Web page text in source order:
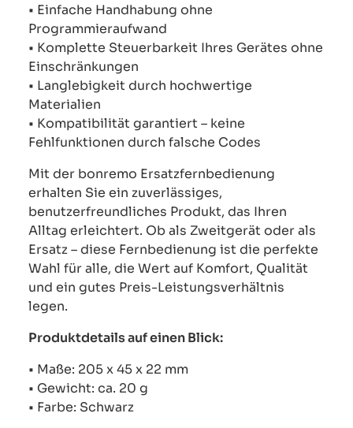
• Einfache Handhabung ohne
Programmieraufwand
• Komplette Steuerbarkeit Ihres Gerätes ohne
Einschränkungen
• Langlebigkeit durch hochwertige
Materialien
• Kompatibilität garantiert – keine
Fehlfunktionen durch falsche Codes
Mit der bonremo Ersatzfernbedienung
erhalten Sie ein zuverlässiges,
benutzerfreundliches Produkt, das Ihren
Alltag erleichtert. Ob als Zweitgerät oder als
Ersatz – diese Fernbedienung ist die perfekte
Wahl für alle, die Wert auf Komfort, Qualität
und ein gutes Preis-Leistungsverhältnis
legen.
Produktdetails auf einen Blick:
• Maße: 205 x 45 x 22 mm
• Gewicht: ca. 20 g
• Farbe: Schwarz